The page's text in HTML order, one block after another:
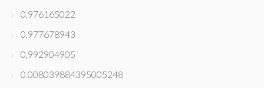
0,976165022
0,977678943
0,992904905
0.008039884395005248